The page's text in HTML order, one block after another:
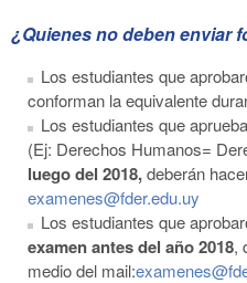
¿Quienes no deben enviar
Los estudiantes que
conforman la equivalente
Los estudiantes que
(Ej: Derechos Humanos=
luego del 2018,deberán
examenes@fder.edu.uy
Los estudiantes que
examen antes del año 2018,
medio del mail: